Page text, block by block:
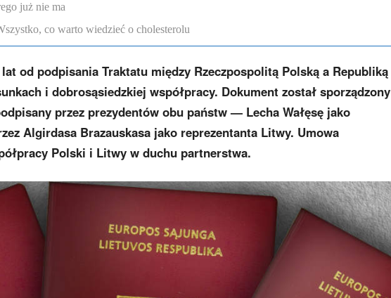
już nie ma
co warto wiedzieć o cholesterolu
od podpisania Traktatu między Rzeczpospolitą Polską a Republiką
i dobrosąsiedzkiej współpracy. Dokument został sporządzony
przez prezydentów obu państw — Lecha Wałęsę jako
Algirdasa Brazauskasa jako reprezentanta Litwy. Umowa
Polski i Litwy w duchu partnerstwa.